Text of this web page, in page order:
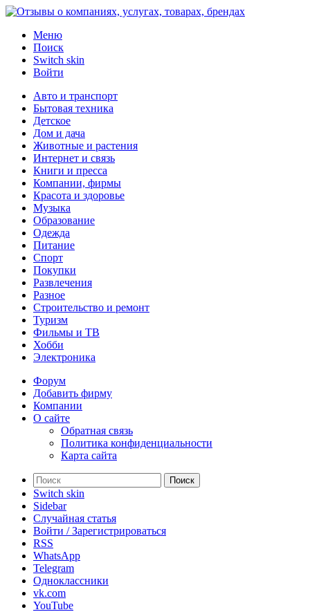
Меню
Поиск
Switch skin
Войти
Авто и транспорт
Бытовая техника
Детское
Дом и дача
Животные и растения
Интернет и связь
Книги и пресса
Компании, фирмы
Красота и здоровье
Музыка
Образование
Одежда
Питание
Спорт
Покупки
Развлечения
Разное
Строительство и ремонт
Туризм
Фильмы и ТВ
Хобби
Электроника
Форум
Добавить фирму
Компании
О сайте
Обратная связь
Политика конфиденциальности
Карта сайта
Поиск
Switch skin
Sidebar
Случайная статья
Войти / Зарегистрироваться
RSS
WhatsApp
Telegram
Одноклассники
vk.com
YouTube